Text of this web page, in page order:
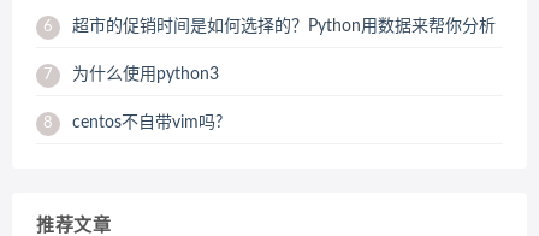
6 超市的促销时间是如何选择的？Python用数据来帮你分析
7 为什么使用python3
8 centos不自带vim吗?
推荐文章